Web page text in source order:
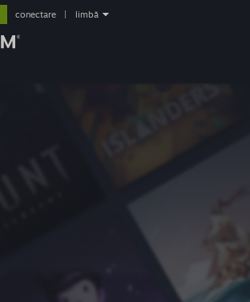
conectare limbă